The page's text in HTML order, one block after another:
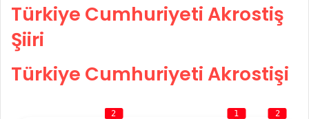
Türkiye Cumhuriyeti Akrostiş
Şiiri
Türkiye Cumhuriyeti Akrostişi
2 1 2